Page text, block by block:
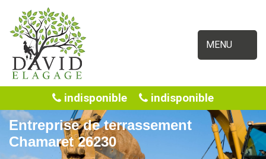
MENU
indisponible indisponible
Entreprise de terrassement
Chamaret 26230